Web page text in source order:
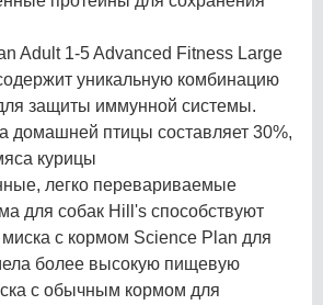
Adult 1-5 Advanced Fitness Large
уникальную комбинацию
защиты иммунной системы.
домашней птицы составляет 30%,
курицы
легко перевариваемые
для собак Hill's способствуют
с кормом Science Plan для
более высокую пищевую
с обычным кормом для